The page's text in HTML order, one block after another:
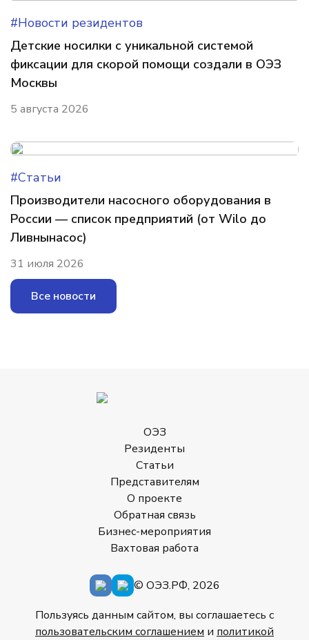
#Новости резидентов
Детские носилки с уникальной системой
фиксации для скорой помощи создали в ОЭЗ
Москвы
5 августа 2026
#Статьи
Производители насосного оборудования в
России — список предприятий (от Wilo до
Ливнынасос)
31 июля 2026
Все новости
ОЭЗ
Резиденты
Статьи
Представителям
О проекте
Обратная связь
Бизнес-мероприятия
Вахтовая работа
© ОЭЗ.РФ, 2026
Пользуясь данным сайтом, вы соглашаетесь с
пользовательским соглашением и политикой